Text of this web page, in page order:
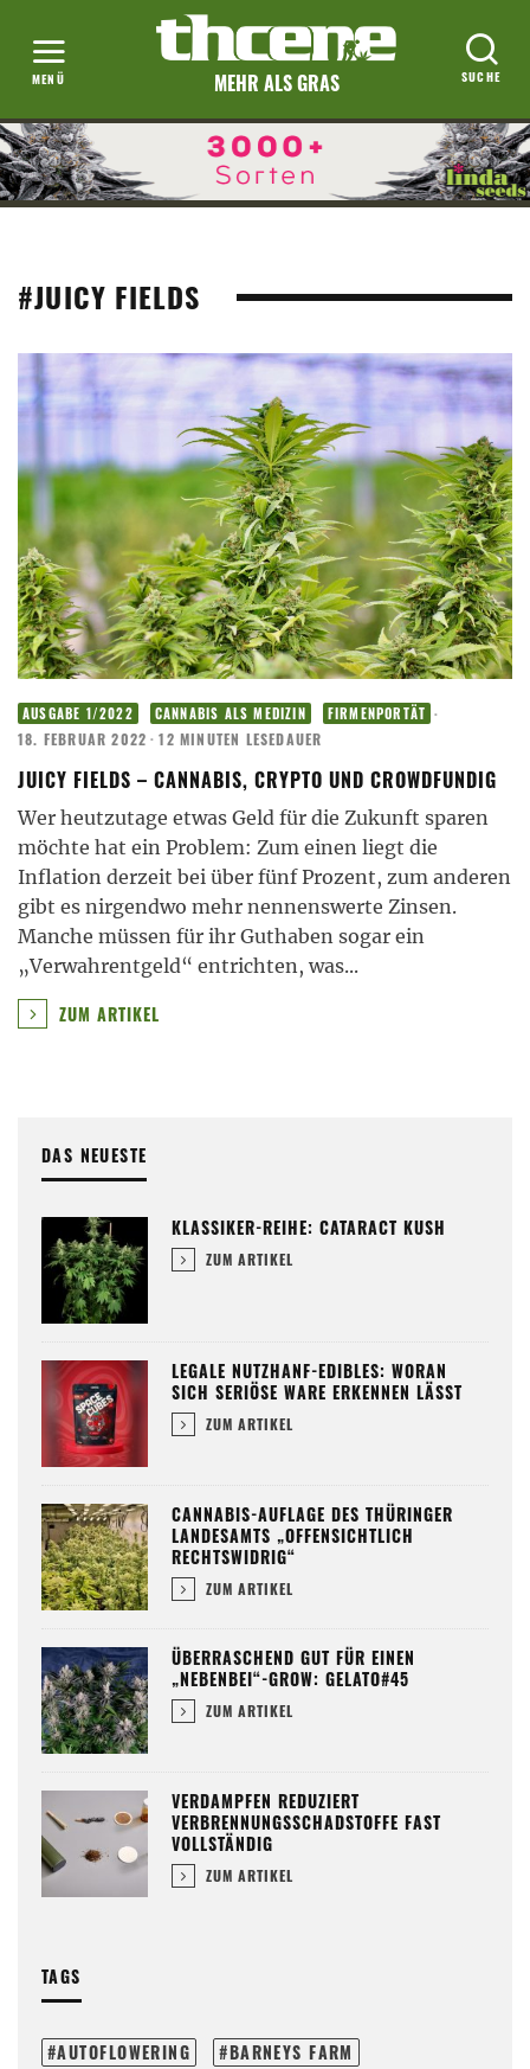
MEHR ALS GRAS
#JUICY FIELDS
AUSGABE 1/2022 CANNABIS ALS MEDIZIN FIRMENPORTÄT ·
18. FEBRUAR 2022 · 12 MINUTEN LESEDAUER
JUICY FIELDS – CANNABIS, CRYPTO UND CROWDFUNDIG
Wer heutzutage etwas Geld für die Zukunft sparen
möchte hat ein Problem: Zum einen liegt die
Inflation derzeit bei über fünf Prozent, zum anderen
gibt es nirgendwo mehr nennenswerte Zinsen.
Manche müssen für ihr Guthaben sogar ein
„Verwahrentgeld“ entrichten, was...
ZUM ARTIKEL
DAS NEUESTE
KLASSIKER-REIHE: CATARACT KUSH
ZUM ARTIKEL
LEGALE NUTZHANF-EDIBLES: WORAN
SICH SERIÖSE WARE ERKENNEN LÄSST
ZUM ARTIKEL
CANNABIS-AUFLAGE DES THÜRINGER
LANDESAMTS „OFFENSICHTLICH
RECHTSWIDRIG“
ZUM ARTIKEL
ÜBERRASCHEND GUT FÜR EINEN
„NEBENBEI“-GROW: GELATO#45
ZUM ARTIKEL
VERDAMPFEN REDUZIERT
VERBRENNUNGSSCHADSTOFFE FAST
VOLLSTÄNDIG
ZUM ARTIKEL
TAGS
AUTOFLOWERING
BARNEYS FARM